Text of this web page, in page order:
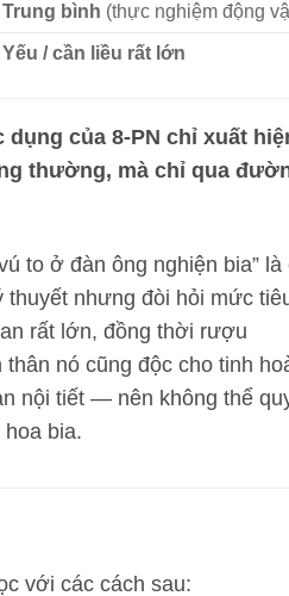
Trung bình (thực nghiệm động
Yếu / cần liều rất lớn
dụng của 8-PN chỉ xuất
thường, mà chỉ qua
to ở đàn ông nghiện bia” là
thuyết nhưng đòi hỏi mức
rất lớn, đồng thời rượu
thân nó cũng độc cho tinh
nội tiết — nên không thể
hoa bia.
với các cách sau: